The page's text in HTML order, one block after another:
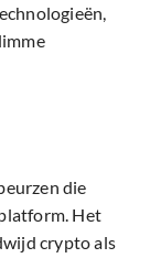
die
Het
crypto als